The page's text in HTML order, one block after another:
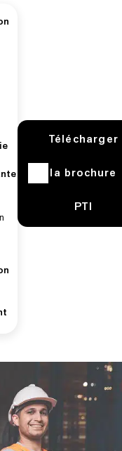
Télécharger
la brochure
PTI